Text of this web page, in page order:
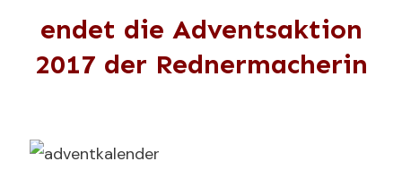
endet die Adventsaktion
2017 der Rednermacherin